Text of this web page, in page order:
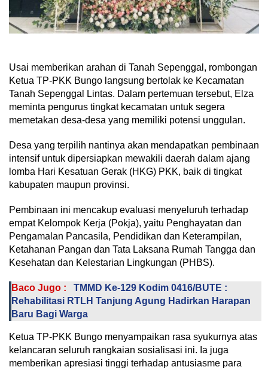
Usai memberikan arahan di Tanah Sepenggal, rombongan
Ketua TP-PKK Bungo langsung bertolak ke Kecamatan
Tanah Sepenggal Lintas. Dalam pertemuan tersebut, Elza
meminta pengurus tingkat kecamatan untuk segera
memetakan desa-desa yang memiliki potensi unggulan.
Desa yang terpilih nantinya akan mendapatkan pembinaan
intensif untuk dipersiapkan mewakili daerah dalam ajang
lomba Hari Kesatuan Gerak (HKG) PKK, baik di tingkat
kabupaten maupun provinsi.
Pembinaan ini mencakup evaluasi menyeluruh terhadap
empat Kelompok Kerja (Pokja), yaitu Penghayatan dan
Pengamalan Pancasila, Pendidikan dan Keterampilan,
Ketahanan Pangan dan Tata Laksana Rumah Tangga dan
Kesehatan dan Kelestarian Lingkungan (PHBS).
Baco Jugo :
TMMD Ke-129 Kodim 0416/BUTE :
Rehabilitasi RTLH Tanjung Agung Hadirkan Harapan
Baru Bagi Warga
Ketua TP-PKK Bungo menyampaikan rasa syukurnya atas
kelancaran seluruh rangkaian sosialisasi ini. Ia juga
memberikan apresiasi tinggi terhadap antusiasme para